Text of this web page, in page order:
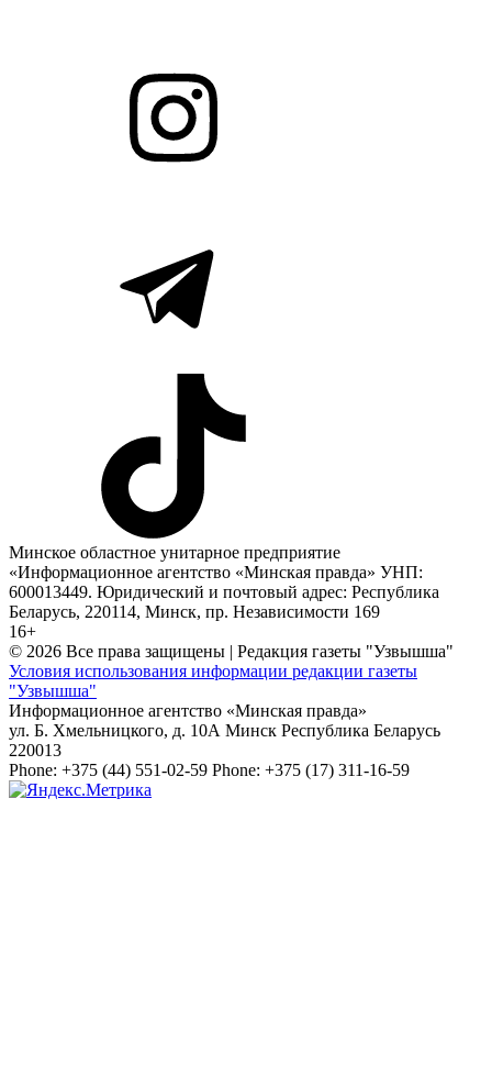
Минское областное унитарное предприятие
«Информационное агентство «Минская правда» УНП:
600013449. Юридический и почтовый адрес: Республика
Беларусь, 220114, Минск, пр. Независимости 169
16+
© 2026 Все права защищены | Редакция газеты "Узвышша"
Условия использования информации редакции газеты
"Узвышша"
Информационное агентство «Минская правда»
ул. Б. Хмельницкого, д. 10А Минск Республика Беларусь
220013
Phone: +375 (44) 551-02-59 Phone: +375 (17) 311-16-59